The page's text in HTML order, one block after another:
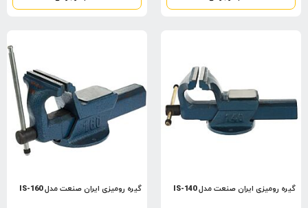
گیره رومیزی ایران صنعت مدل IS-140 گیره رومیزی ایران صنعت مدل IS-160